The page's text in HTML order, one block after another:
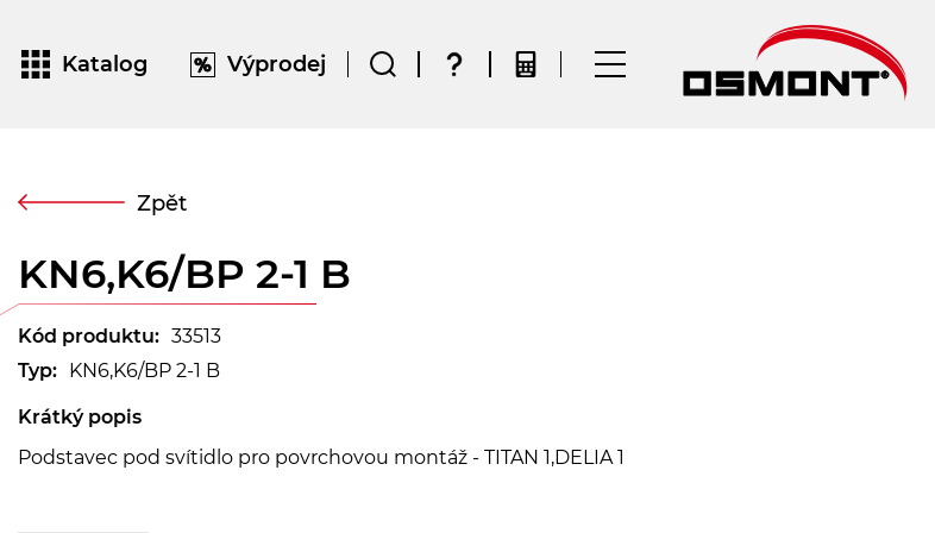
Katalog Výprodej
Zpět
KN6,K6/BP 2-1 B
Kód produktu: 33513
Typ: KN6,K6/BP 2-1 B
Krátký popis
Podstavec pod svítidlo pro povrchovou montáž - TITAN 1,DELIA 1